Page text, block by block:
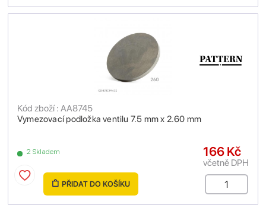
Vymezovací podložka ventilu 7.5 mm x 2.60 mm
Kód zboží : AA8745
2 Skladem 166 Kč
včetně DPH
PŘIDAT DO KOŠÍKU